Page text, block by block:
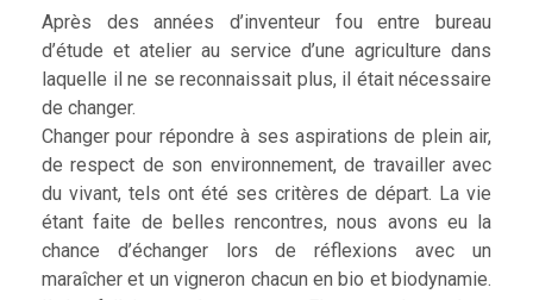
Après des années d’inventeur fou entre bureau
d’étude et atelier au service d’une agriculture dans
laquelle il ne se reconnaissait plus, il était nécessaire
de changer.
Changer pour répondre à ses aspirations de plein air,
de respect de son environnement, de travailler avec
du vivant, tels ont été ses critères de départ. La vie
étant faite de belles rencontres, nous avons eu la
chance d’échanger lors de réflexions avec un
maraîcher et un vigneron chacun en bio et biodynamie.